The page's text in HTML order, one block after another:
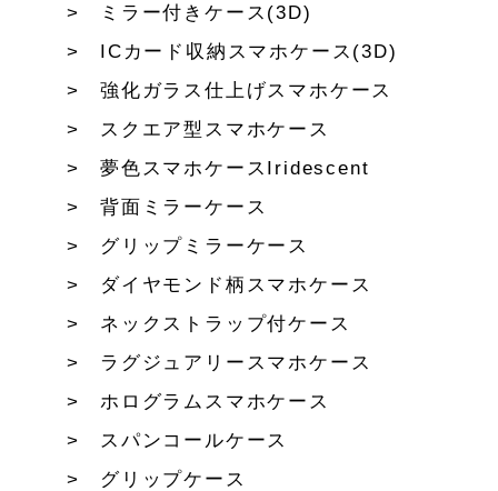
ミラー付きケース(3D)
ICカード収納スマホケース(3D)
強化ガラス仕上げスマホケース
スクエア型スマホケース
夢色スマホケースIridescent
背面ミラーケース
グリップミラーケース
ダイヤモンド柄スマホケース
ネックストラップ付ケース
ラグジュアリースマホケース
ホログラムスマホケース
スパンコールケース
グリップケース